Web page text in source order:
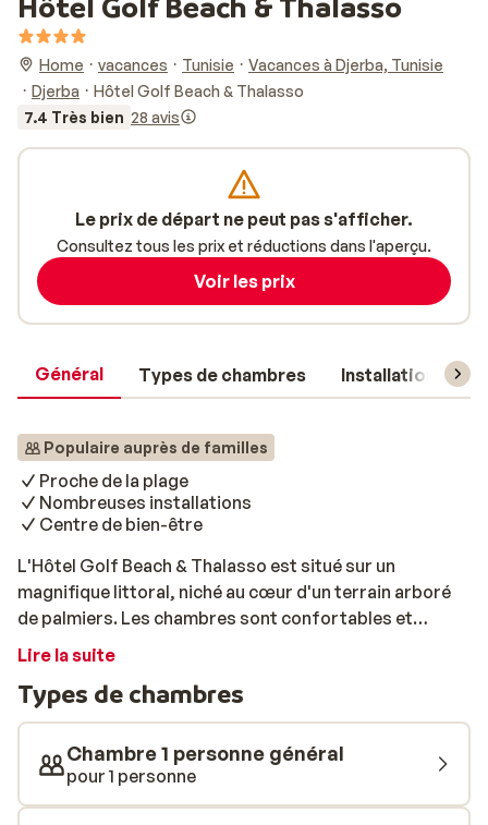
Home vacances Tunisie
Vacances à Djerba, Tunisie
Djerba
Hôtel Golf Beach & Thalasso
7.4 Très bien 28 avis
Général Types de chambres Installations
Populaire auprès de familles
Proche de la plage
Nombreuses installations
Centre de bien-être
L'Hôtel Golf Beach & Thalasso est situé sur un
magnifique littoral, niché au cœur d'un terrain arboré
de palmiers. Les chambres sont confortables et
équipées de tout le nécessaire. Vous disposerez de
terrain de football, un centre de bien-être et plusieurs
restaurants. Avec la plage et les attractions locales à
proximité, vous passerez un bon séjour.
Lire la suite
Types de chambres
Chambre 1 personne général
pour 1 personne
Le prix de départ ne peut pas s'afficher.
Consultez tous les prix et réductions dans l'aperçu.
Voir les prix